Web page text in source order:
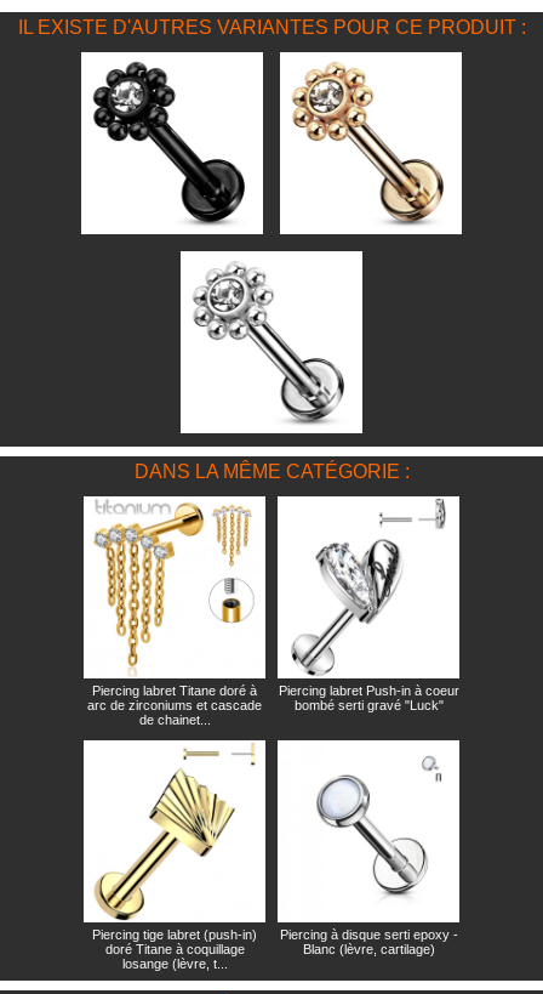
IL EXISTE D'AUTRES VARIANTES POUR CE PRODUIT :
DANS LA MÊME CATÉGORIE :
Piercing labret Titane doré à
arc de zirconiums et cascade
de chainet...
Piercing labret Push-in à coeur
bombé serti gravé "Luck"
Piercing tige labret (push-in)
doré Titane à coquillage
losange (lèvre, t...
Piercing à disque serti epoxy -
Blanc (lèvre, cartilage)